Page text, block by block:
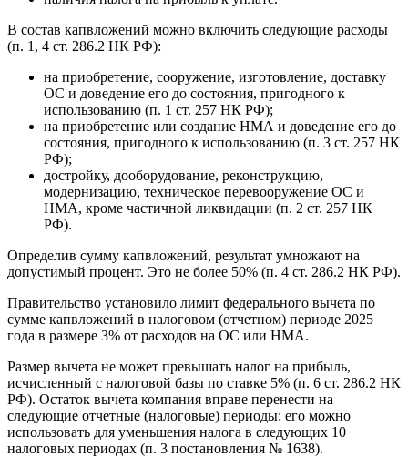
В состав капвложений можно включить следующие расходы
(п. 1, 4 ст. 286.2 НК РФ):
на приобретение, сооружение, изготовление, доставку
ОС и доведение его до состояния, пригодного к
использованию (п. 1 ст. 257 НК РФ);
на приобретение или создание НМА и доведение его до
состояния, пригодного к использованию (п. 3 ст. 257 НК
РФ);
достройку, дооборудование, реконструкцию,
модернизацию, техническое перевооружение ОС и
НМА, кроме частичной ликвидации (п. 2 ст. 257 НК
РФ).
Определив сумму капвложений, результат умножают на
допустимый процент. Это не более 50% (п. 4 ст. 286.2 НК РФ).
Правительство установило лимит федерального вычета по
сумме капвложений в налоговом (отчетном) периоде 2025
года в размере 3% от расходов на ОС или НМА.
Размер вычета не может превышать налог на прибыль,
исчисленный с налоговой базы по ставке 5% (п. 6 ст. 286.2 НК
РФ). Остаток вычета компания вправе перенести на
следующие отчетные (налоговые) периоды: его можно
использовать для уменьшения налога в следующих 10
налоговых периодах (п. 3 постановления № 1638).